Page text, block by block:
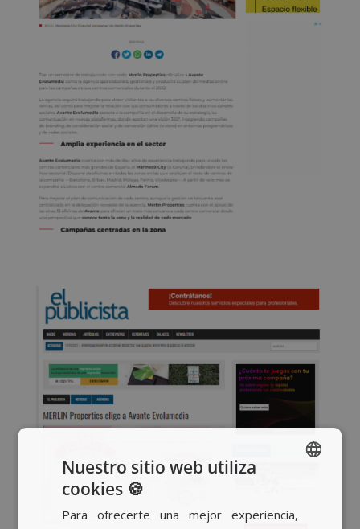
BASQUE
Nuestro sitio web utiliza
cookies 🍪
Para ofrecerte una mejor experiencia,